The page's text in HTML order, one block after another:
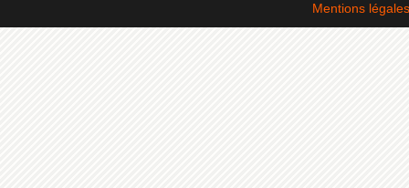
Mentions légales